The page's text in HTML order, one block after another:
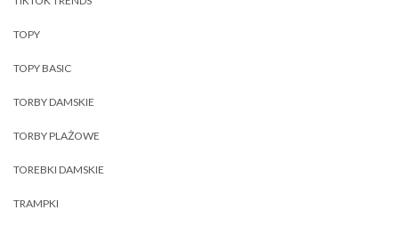
TOPY
TOPY BASIC
TORBY DAMSKIE
TORBY PLAŻOWE
TOREBKI DAMSKIE
TRAMPKI